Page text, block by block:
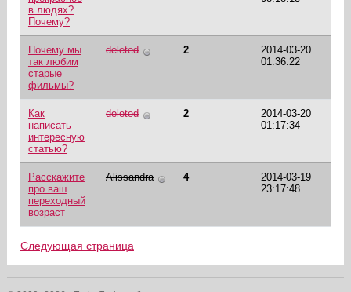
в людях?
Почему?
Почему мы
так любим
старые
фильмы?
deleted 2
2014-03-20
01:36:22
Как
написать
интересную
статью?
deleted 2
2014-03-20
01:17:34
Расскажите
про ваш
переходный
возраст
Alissandra 4
2014-03-19
23:17:48
Следующая страница